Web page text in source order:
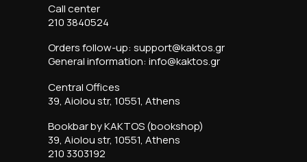
Call center
210 3840524
Orders follow-up: support@kaktos.gr
General information: info@kaktos.gr
Central Offices
39, Aiolou str, 10551, Athens
Bookbar by KAKTOS (bookshop)
39, Aiolou str, 10551, Athens
210 3303192